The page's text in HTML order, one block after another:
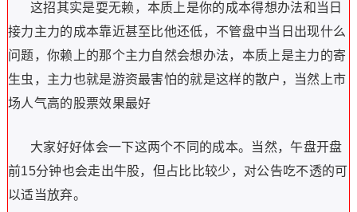
这招其实是耍无赖，本质上是你的成本得想办法和当日
接力主力的成本靠近甚至比他还低，不管盘中当日出现什么
问题，你赖上的那个主力自然会想办法，本质上是主力的寄
生虫，主力也就是游资最害怕的就是这样的散户，当然上市
场人气高的股票效果最好
大家好好体会一下这两个不同的成本。当然，午盘开盘
前15分钟也会走出牛股，但占比比较少，对公告吃不透的可
以适当放弃。